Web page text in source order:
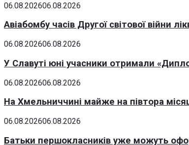
06.08.202606.08.2026
Авіабомбу часів Другої світової війни
06.08.202606.08.2026
У Славуті юні учасники отримали
06.08.202606.08.2026
На Хмельниччині майже на півтора
06.08.202606.08.2026
Батьки першокласників уже можуть